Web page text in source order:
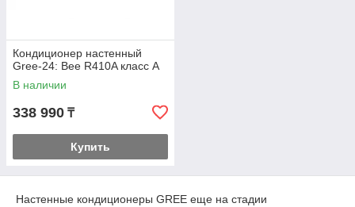
Кондиционер настенный
Gree-24: Bee R410A класс А
В наличии
338 990 ₸
Купить
Настенные кондиционеры GREE еще на стадии